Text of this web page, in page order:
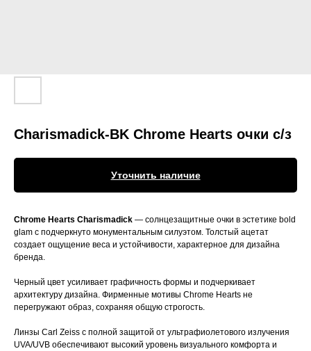
Charismadick-BK Chrome Hearts очки с/з
Уточнить наличие
Chrome Hearts Charismadick — солнцезащитные очки в эстетике bold
glam с подчеркнуто монументальным силуэтом. Толстый ацетат
создает ощущение веса и устойчивости, характерное для дизайна
бренда.
Черный цвет усиливает графичность формы и подчеркивает
архитектуру дизайна. Фирменные мотивы Chrome Hearts не
перегружают образ, сохраняя общую строгость.
Линзы Carl Zeiss с полной защитой от ультрафиолетового излучения
UVA/UVB обеспечивают высокий уровень визуального комфорта и